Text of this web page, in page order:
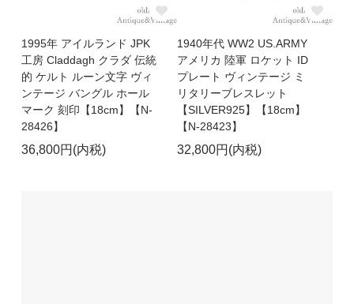
1995年 アイルランド JPK
工房 Claddagh クラダ 伝統
的 ケルト ルーン文字 ヴィ
ンテージ バングル ホール
マーク 刻印【18cm】【N-
28426】
36,800円(内税)
1940年代 WW2 US.ARMY
アメリカ 陸軍 ロケット ID
プレート ヴィンテージ ミ
リタリーブレスレット
【SILVER925】【18cm】
【N-28423】
32,800円(内税)